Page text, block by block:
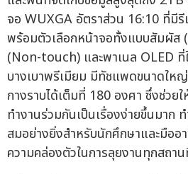
จอ WUXGA อัตราส่วน 16:10 ที่มี
พร้อมตัวเลือกหน้าจอทั้งแบบสัมผัส
(Non-touch) และพาเนล OLED
บางเบาพรีเมียม มีทัชแพดขนาดให
กางราบได้เต็มที่ 180 องศา ซึ่งช่วย
ทำงานร่วมกันเป็นเรื่องง่ายขึ้นมาก
สมอย่างยิ่งสำหรับนักศึกษาและมืออ
ความคล่องตัวในการลุยงานทุกสถา